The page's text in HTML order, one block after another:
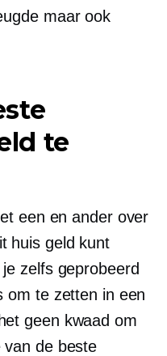
maar ook
te
een en ander over
huis geld kunt
zelfs geprobeerd
om te zetten in een
geen kwaad om
van de beste